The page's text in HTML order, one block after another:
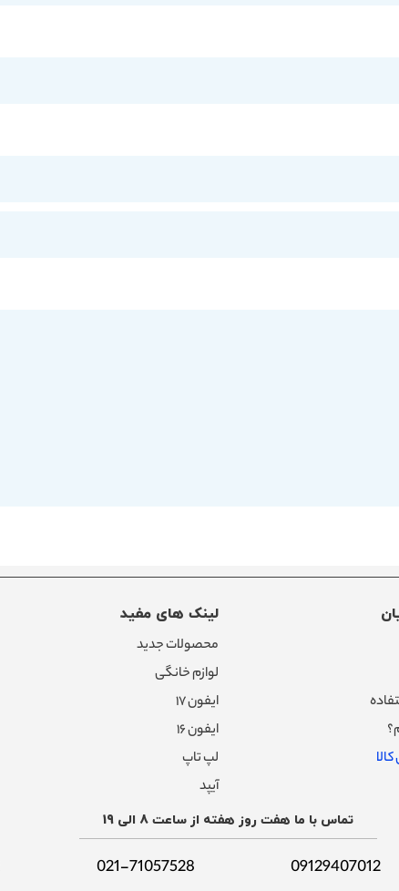
لینک های مفید
محصولات جدید
لوازم خانگی
ایفون ۱۷
ایفون ۱۶
لپ تاپ
آیپد
تماس با ما هفت روز هفته از ساعت 8 الی 19
09129407012
021-71057528